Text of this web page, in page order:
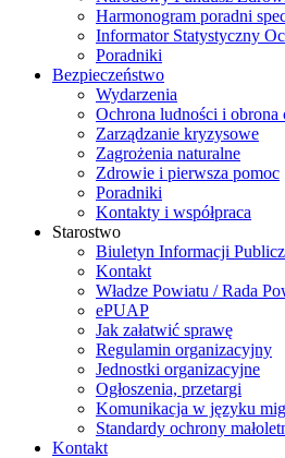
Harmonogram poradni
Informator Statystyczny
Poradniki
Bezpieczeństwo
Wydarzenia
Ochrona ludności i obrona
Zarządzanie kryzysowe
Zagrożenia naturalne
Zdrowie i pierwsza pomoc
Poradniki
Kontakty i współpraca
Starostwo
Biuletyn Informacji
Kontakt
Władze Powiatu / Rada
ePUAP
Jak załatwić sprawę
Regulamin organizacyjny
Jednostki organizacyjne
Ogłoszenia, przetargi
Komunikacja w języku
Standardy ochrony
Kontakt